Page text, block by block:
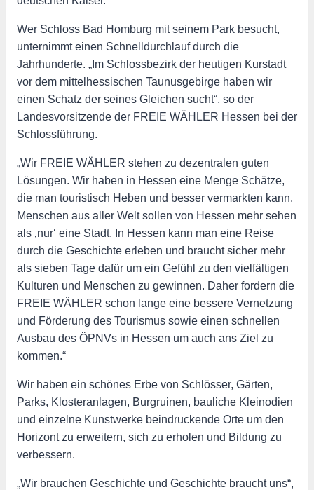
Wer Schloss Bad Homburg mit seinem Park besucht,
unternimmt einen Schnelldurchlauf durch die
Jahrhunderte. „Im Schlossbezirk der heutigen Kurstadt
vor dem mittelhessischen Taunusgebirge haben wir
einen Schatz der seines Gleichen sucht“, so der
Landesvorsitzende der FREIE WÄHLER Hessen bei der
Schlossführung.
„Wir FREIE WÄHLER stehen zu dezentralen guten
Lösungen. Wir haben in Hessen eine Menge Schätze,
die man touristisch Heben und besser vermarkten kann.
Menschen aus aller Welt sollen von Hessen mehr sehen
als ‚nur‘ eine Stadt. In Hessen kann man eine Reise
durch die Geschichte erleben und braucht sicher mehr
als sieben Tage dafür um ein Gefühl zu den vielfältigen
Kulturen und Menschen zu gewinnen. Daher fordern die
FREIE WÄHLER schon lange eine bessere Vernetzung
und Förderung des Tourismus sowie einen schnellen
Ausbau des ÖPNVs in Hessen um auch ans Ziel zu
kommen.“
Wir haben ein schönes Erbe von Schlösser, Gärten,
Parks, Klosteranlagen, Burgruinen, bauliche Kleinodien
und einzelne Kunstwerke beindruckende Orte um den
Horizont zu erweitern, sich zu erholen und Bildung zu
verbessern.
„Wir brauchen Geschichte und Geschichte braucht uns“,